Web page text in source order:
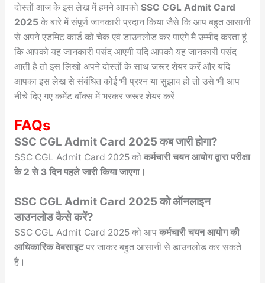
दोस्तों आज के इस लेख में हमने आपको SSC CGL Admit Card
2025 के बारे में संपूर्ण जानकारी प्रदान किया जैसे कि आप बहुत आसानी
से अपने एडमिट कार्ड को चेक एवं डाउनलोड कर पाएंगे मै उम्मीद करता हूं
कि आपको यह जानकारी पसंद आएगी यदि आपको यह जानकारी पसंद
आती है तो इस लिखो अपने दोस्तों के साथ जरूर शेयर करें और यदि
आपका इस लेख से संबंधित कोई भी प्रश्न या सुझाव हो तो उसे भी आप
नीचे दिए गए कमेंट बॉक्स में भरकर जरूर शेयर करें
FAQs
SSC CGL Admit Card 2025 कब जारी होगा?
SSC CGL Admit Card 2025 को कर्मचारी चयन आयोग द्वारा परीक्षा
के 2 से 3 दिन पहले जारी किया जाएगा।
SSC CGL Admit Card 2025 को ऑनलाइन
डाउनलोड कैसे करें?
SSC CGL Admit Card 2025 को आप कर्मचारी चयन आयोग की
आधिकारिक वेबसाइटपर जाकर बहुत आसानी से डाउनलोड कर सकते
हैं।